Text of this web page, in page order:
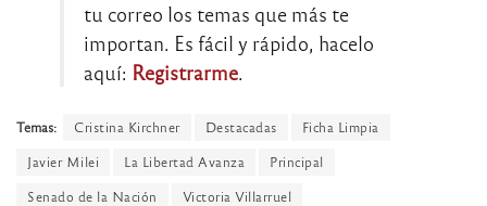
tu correo los temas que más te
importan. Es fácil y rápido, hacelo
aquí: Registrarme.
Temas: Cristina Kirchner Destacadas
Ficha Limpia
Javier Milei
La Libertad Avanza
Principal
Senado de la Nación
Victoria Villarruel